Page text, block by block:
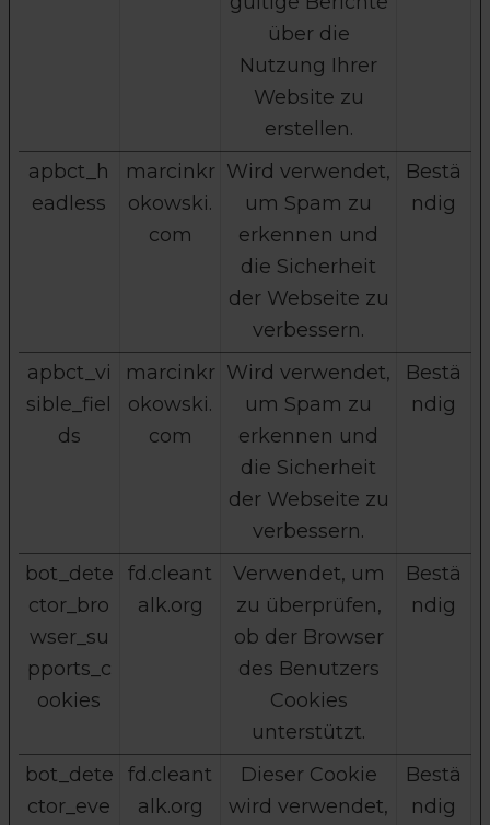
über die
Nutzung Ihrer
Website zu
erstellen.
apbct_h
eadless
marcinkr
okowski.
com
Wird verwendet,
um Spam zu
erkennen und
die Sicherheit
der Webseite zu
verbessern.
Bestä
ndig
apbct_vi
sible_fiel
ds
marcinkr
okowski.
com
Wird verwendet,
um Spam zu
erkennen und
die Sicherheit
der Webseite zu
verbessern.
Bestä
ndig
bot_dete
ctor_bro
wser_su
pports_c
ookies
fd.cleant
alk.org
Verwendet, um
zu überprüfen,
ob der Browser
des Benutzers
Cookies
unterstützt.
Bestä
ndig
bot_dete
ctor_eve
fd.cleant
alk.org
Dieser Cookie
wird verwendet,
Bestä
ndig